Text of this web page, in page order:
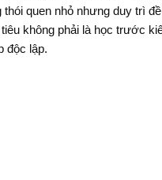
quen nhỏ nhưng duy trì
không phải là học trước
độc lập.